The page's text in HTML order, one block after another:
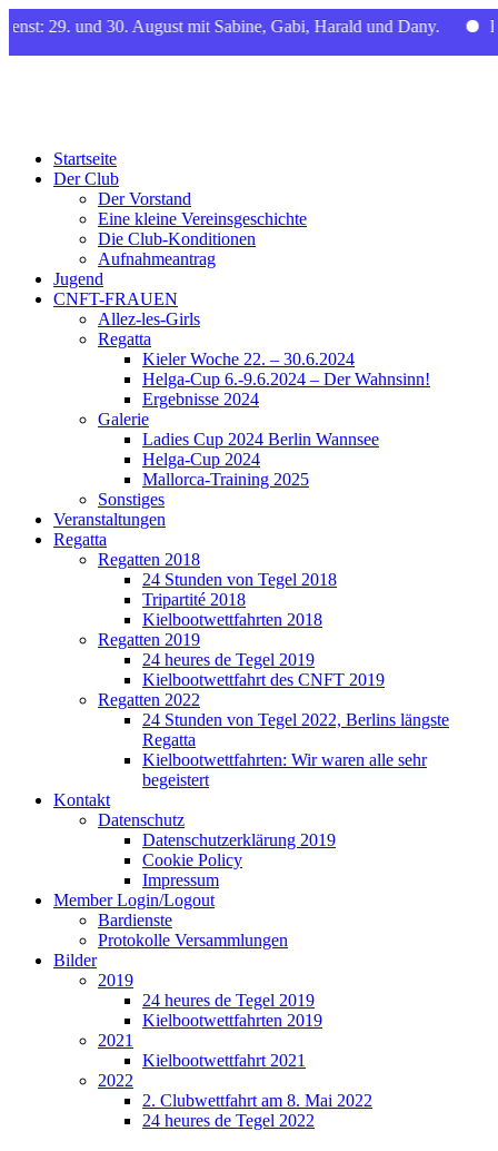
29. und 30. August mit Sabine, Gabi, Harald und Dany.
Startseite
Der Club
Der Vorstand
Eine kleine Vereinsgeschichte
Die Club-Konditionen
Aufnahmeantrag
Jugend
CNFT-FRAUEN
Allez-les-Girls
Regatta
Kieler Woche 22. – 30.6.2024
Helga-Cup 6.-9.6.2024 – Der Wahnsinn!
Ergebnisse 2024
Galerie
Ladies Cup 2024 Berlin Wannsee
Helga-Cup 2024
Mallorca-Training 2025
Sonstiges
Veranstaltungen
Regatta
Regatten 2018
24 Stunden von Tegel 2018
Tripartité 2018
Kielbootwettfahrten 2018
Regatten 2019
24 heures de Tegel 2019
Kielbootwettfahrt des CNFT 2019
Regatten 2022
24 Stunden von Tegel 2022, Berlins längste
Regatta
Kielbootwettfahrten: Wir waren alle sehr
begeistert
Kontakt
Datenschutz
Datenschutzerklärung 2019
Cookie Policy
Impressum
Member Login/Logout
Bardienste
Protokolle Versammlungen
Bilder
2019
24 heures de Tegel 2019
Kielbootwettfahrten 2019
2021
Kielbootwettfahrt 2021
2022
2. Clubwettfahrt am 8. Mai 2022
24 heures de Tegel 2022